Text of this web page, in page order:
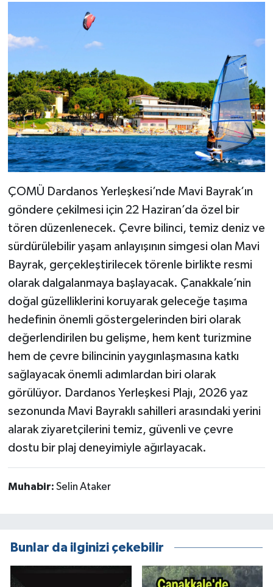
ÇOMÜ Dardanos Yerleşkesi’nde Mavi Bayrak’ın
göndere çekilmesi için 22 Haziran’da özel bir
tören düzenlenecek. Çevre bilinci, temiz deniz ve
sürdürülebilir yaşam anlayışının simgesi olan Mavi
Bayrak, gerçekleştirilecek törenle birlikte resmi
olarak dalgalanmaya başlayacak. Çanakkale’nin
doğal güzelliklerini koruyarak geleceğe taşıma
hedefinin önemli göstergelerinden biri olarak
değerlendirilen bu gelişme, hem kent turizmine
hem de çevre bilincinin yaygınlaşmasına katkı
sağlayacak önemli adımlardan biri olarak
görülüyor. Dardanos Yerleşkesi Plajı, 2026 yaz
sezonunda Mavi Bayraklı sahilleri arasındaki yerini
alarak ziyaretçilerini temiz, güvenli ve çevre
dostu bir plaj deneyimiyle ağırlayacak.
Muhabir: Selin Ataker
Bunlar da ilginizi çekebilir